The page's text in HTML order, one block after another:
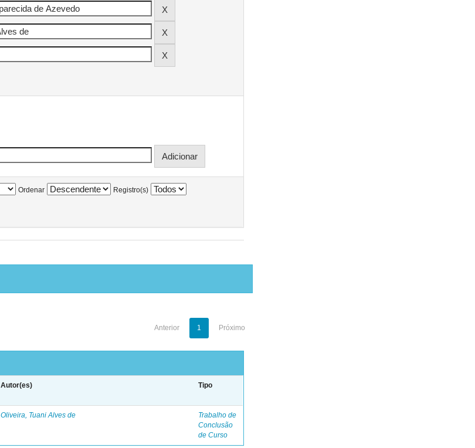
Ordenar Registro(s)
Anterior 1 Próximo
Autor(es) Tipo
Oliveira, Tuani Alves de
Trabalho de
Conclusão
de Curso